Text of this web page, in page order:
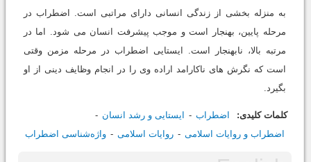
به منزله بخشی از زندگی انسانی دارای مراتبی است. اضطراب در
مرحله پایین، بهنجار است و موجب پیشرفت انسان می شود. اما در
مرتبه بالا، نابهنجار است. ایستایی اضطراب در مرحله مزمن وقتی
است که نگرش های ناکارامد اراده وی را در انجام وظایف دینی از او
بگیرد.
کلمات کلیدی: اضطراب
ایستایی و رشد انسان
اضطراب و روایات اسلامی
روایات اسلامی واژه‌شناسی اضطراب